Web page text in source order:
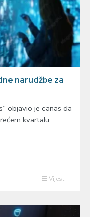
narudžbe za
objavio je danas da
kvartalu…
Vijesti